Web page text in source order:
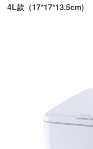
4L款（17*17*13.5cm)